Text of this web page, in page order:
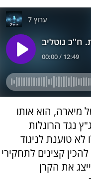
מיארה, הוא אותו
נגד הרוגלות
לא טוענת לניגוד
קצינים לתחקירי
את הקרן